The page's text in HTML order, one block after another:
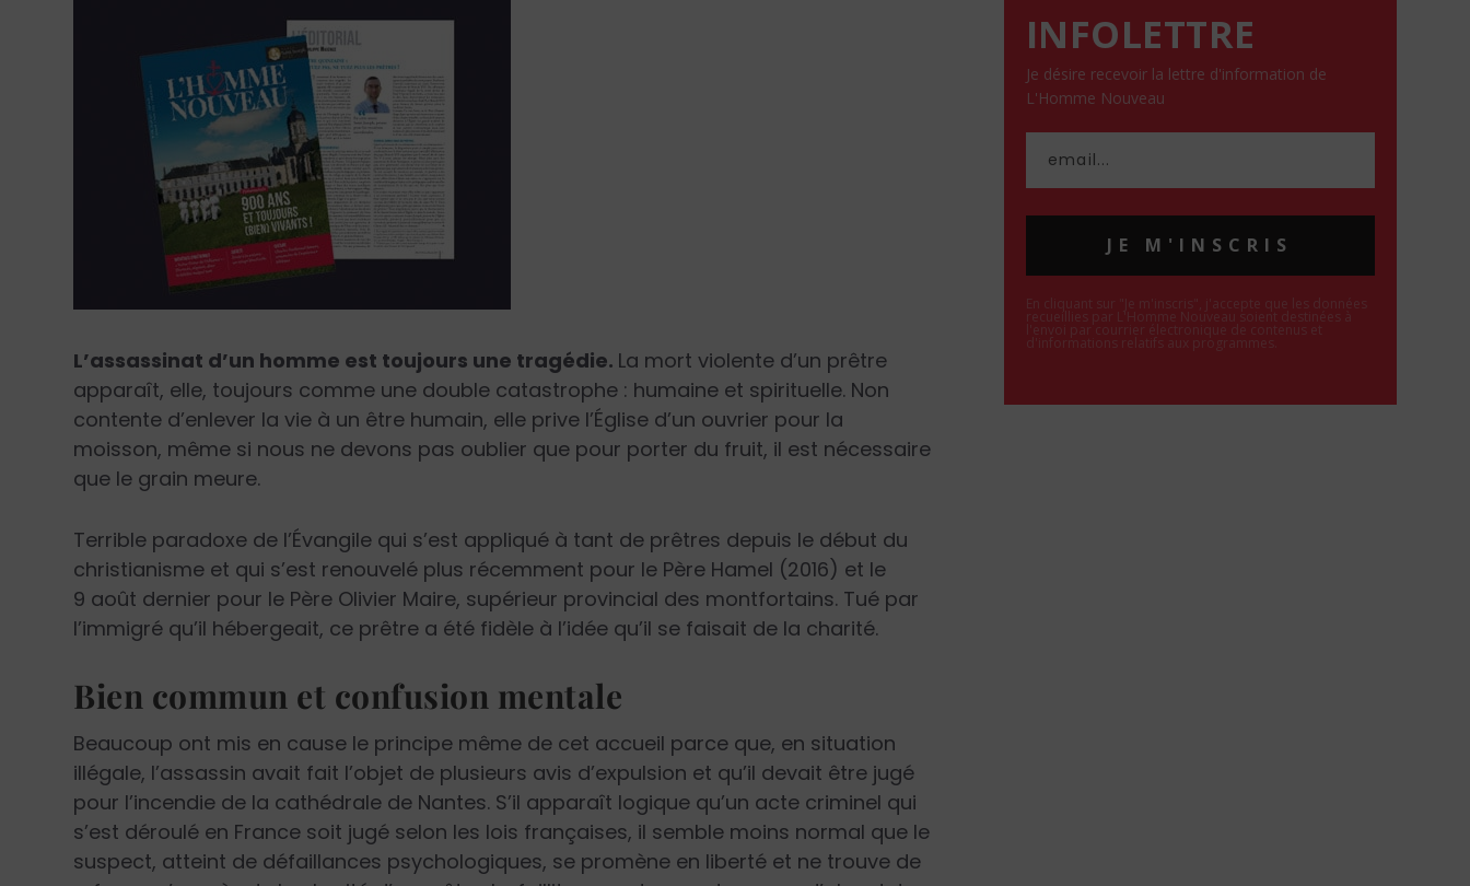
L’assassinat d’un homme est toujours une tragédie. La mort violente d’un prêtre
apparaît, elle, toujours comme une double catastrophe : humaine et spirituelle. Non
contente d’enlever la vie à un être humain, elle prive l’Église d’un ouvrier pour la
moisson, même si nous ne devons pas oublier que pour porter du fruit, il est nécessaire
que le grain meure.
Terrible paradoxe de l’Évangile qui s’est appliqué à tant de prêtres depuis le début du
christianisme et qui s’est renouvelé plus récemment pour le Père Hamel (2016) et le
9 août dernier pour le Père Olivier Maire, supérieur provincial des montfortains. Tué par
l’immigré qu’il hébergeait, ce prêtre a été fidèle à l’idée qu’il se faisait de la charité.
Bien commun et confusion mentale
Beaucoup ont mis en cause le principe même de cet accueil parce que, en situation
illégale, l’assassin avait fait l’objet de plusieurs avis d’expulsion et qu’il devait être jugé
pour l’incendie de la cathédrale de Nantes. S’il apparaît logique qu’un acte criminel qui
s’est déroulé en France soit jugé selon les lois françaises, il semble moins normal que le
suspect, atteint de défaillances psychologiques, se promène en liberté et ne trouve de
INFOLETTRE
Je désire recevoir la lettre d'information de
L'Homme Nouveau
JE M'INSCRIS
En cliquant sur "Je m'inscris", j'accepte que les données
recueillies par L'Homme Nouveau soient destinées à
l'envoi par courrier électronique de contenus et
d'informations relatifs aux programmes.